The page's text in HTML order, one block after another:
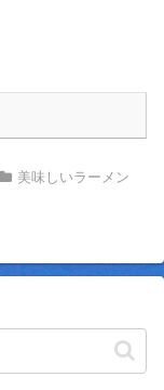
美味しいラーメン